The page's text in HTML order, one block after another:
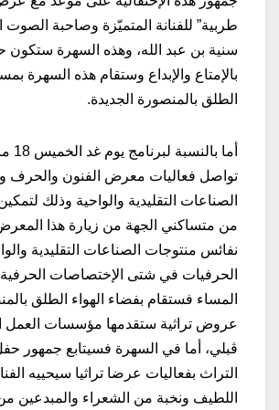
طربية” للفنانة المتميّزة وصاحبة
سنية بن عبد الله، وهذه السهرة ستكون
بالإمتاع والإبداع وستقام هذه السهرة
الطلق بالمنصورة الجديدة.
أما
تواصل فعاليات معرض الفنون والحرف
الصناعات التقليدية والواحية وذلك
من متساكني الجهة من زيارة هذا
نفائس منتوجات الصناعات التقليدية
الحرفيات في شتى الإختصاصات
المساء فستقام بفضاء الهواء الطلق
عروض تراثية ستقدمها مؤسسات العمل
ڨبلي، أما في السهرة فسيتابع جمهور
التراث بفعاليات عرضا تراثيا سيحييه
اللطيف ونخبة من الشعراء والمبدعين